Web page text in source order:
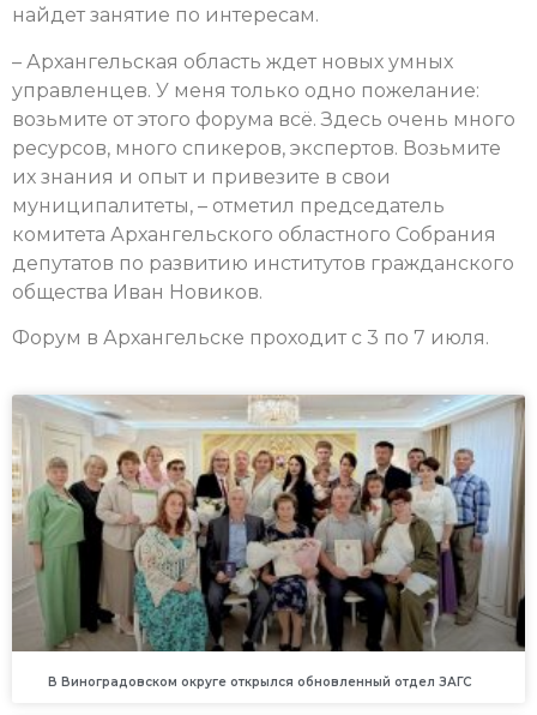
найдет занятие по интересам.
– Архангельская область ждет новых умных
управленцев. У меня только одно пожелание:
возьмите от этого форума всё. Здесь очень много
ресурсов, много спикеров, экспертов. Возьмите
их знания и опыт и привезите в свои
муниципалитеты, – отметил председатель
комитета Архангельского областного Собрания
депутатов по развитию институтов гражданского
общества Иван Новиков.
Форум в Архангельске проходит с 3 по 7 июля.
В Виноградовском округе открылся обновленный отдел ЗАГС